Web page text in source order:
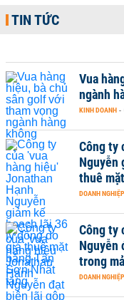
TIN TỨC
Vua
ngành
KINH DOANH -
Công ty
Nguyễn
thuê
DOANH NGHIỆP
Công ty
Nguyễn
trong
DOANH NGHIỆP